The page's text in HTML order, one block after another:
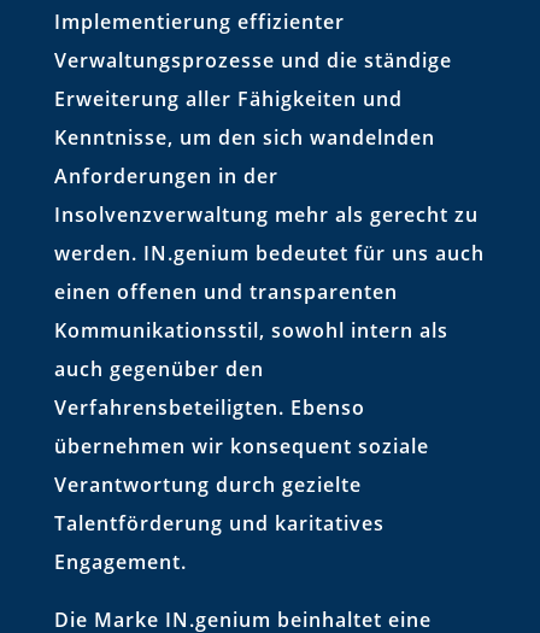
Implementierung effizienter
Verwaltungsprozesse und die ständige
Erweiterung aller Fähigkeiten und
Kenntnisse, um den sich wandelnden
Anforderungen in der
Insolvenzverwaltung mehr als gerecht zu
werden. IN.genium bedeutet für uns auch
einen offenen und transparenten
Kommunikationsstil, sowohl intern als
auch gegenüber den
Verfahrensbeteiligten. Ebenso
übernehmen wir konsequent soziale
Verantwortung durch gezielte
Talentförderung und karitatives
Engagement.
Die Marke IN.genium beinhaltet eine